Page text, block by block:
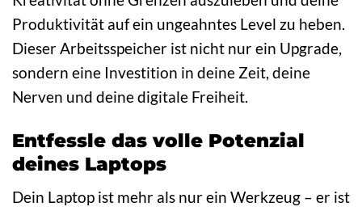
Produktivität auf ein ungeahntes Level zu heben.
Dieser Arbeitsspeicher ist nicht nur ein Upgrade,
sondern eine Investition in deine Zeit, deine
Nerven und deine digitale Freiheit.
Entfessle das volle Potenzial
deines Laptops
Dein Laptop ist mehr als nur ein Werkzeug – er ist